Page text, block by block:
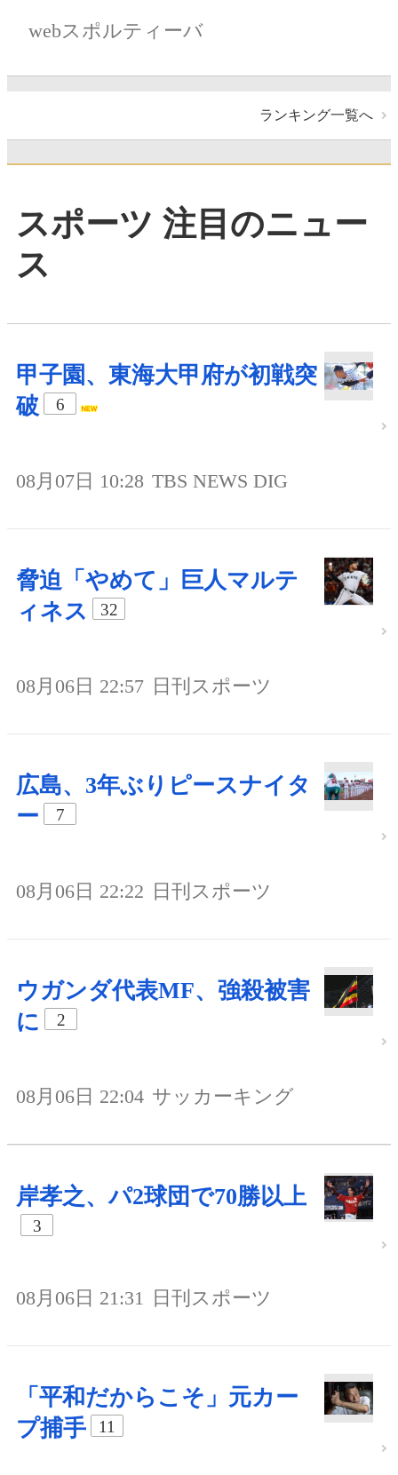
webスポルティーバ
ランキング一覧へ
スポーツ 注目のニュー
ス
甲子園、東海大甲府が初戦突
破
6
08月07日 10:28 TBS NEWS DIG
脅迫「やめて」巨人マルテ
ィネス
32
08月06日 22:57 日刊スポーツ
広島、3年ぶりピースナイタ
ー
7
08月06日 22:22 日刊スポーツ
ウガンダ代表MF、強殺被害
に
2
08月06日 22:04 サッカーキング
岸孝之、パ2球団で70勝以上
3
08月06日 21:31 日刊スポーツ
「平和だからこそ」元カー
プ捕手
11